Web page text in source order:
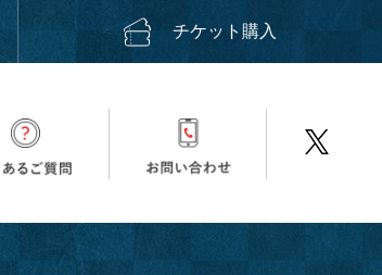
チケット購入